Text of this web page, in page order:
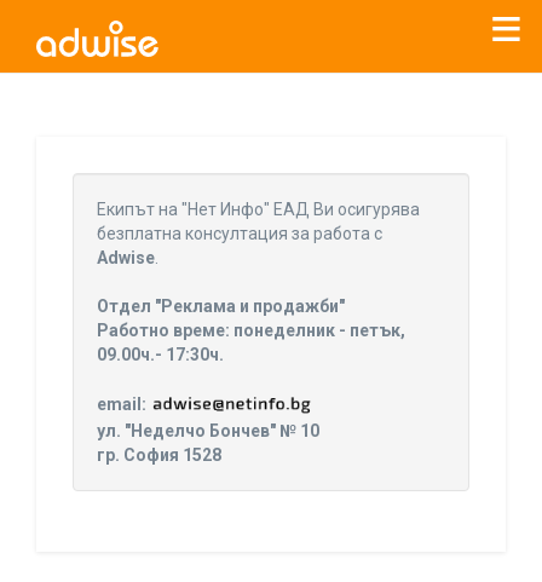
Уважаеми рекламодатели, с настоящото съобщение
бихме искали да Ви уведомим, че „Нет Инфо“ ЕАД (
прекратява услугата Adwiseсчитано от
г
Eкипът на "Нет Инфо" ЕАД Ви осигурява
безплатна консултация за работа с
Adwise.
Отдел "Реклама и продажби"
Работно време: понеделник - петък,
09.00ч.- 17:30ч.
email:
ул. "Неделчо Бончев" № 10
гр. София 1528